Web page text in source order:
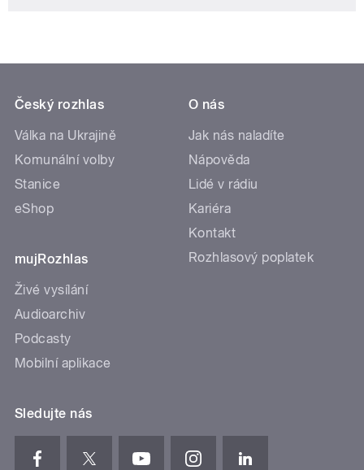
Český rozhlas
Válka na Ukrajině
Komunální volby
Stanice
eShop
mujRozhlas
Živé vysílání
Audioarchiv
Podcasty
Mobilní aplikace
O nás
Jak nás naladíte
Nápověda
Lidé v rádiu
Kariéra
Kontakt
Rozhlasový poplatek
Sledujte nás